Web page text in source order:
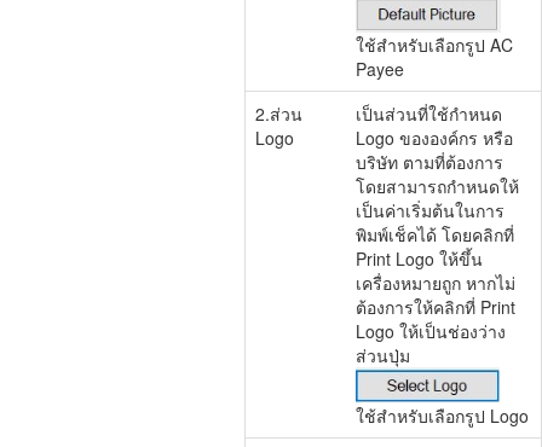
ใช้สำหรับเลือกรูป AC
Payee
2.ส่วน
Logo
เป็นส่วนที่ใช้กำหนด
Logo ขององค์กร หรือ
บริษัท ตามที่ต้องการ
โดยสามารถกำหนดให้
เป็นค่าเริ่มต้นในการ
พิมพ์เช็คได้ โดยคลิกที่
Print Logo ให้ขึ้น
เครื่องหมายถูก หากไม่
ต้องการให้คลิกที่ Print
Logo ให้เป็นช่องว่าง
ส่วนปุ่ม
ใช้สำหรับเลือกรูป Logo